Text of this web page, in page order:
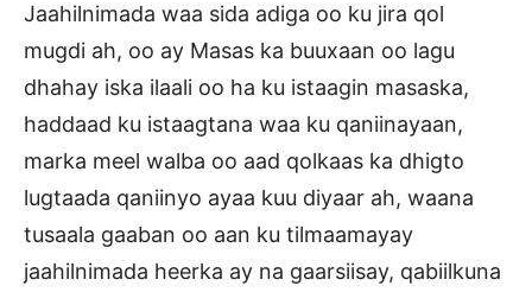
Jaahilnimada waa sida adiga oo ku jira qol
mugdi ah, oo ay Masas ka buuxaan oo lagu
dhahay iska ilaali oo ha ku istaagin masaska,
haddaad ku istaagtana waa ku qaniinayaan,
marka meel walba oo aad qolkaas ka dhigto
lugtaada qaniinyo ayaa kuu diyaar ah, waana
tusaala gaaban oo aan ku tilmaamayay
jaahilnimada heerka ay na gaarsiisay, qabiilkuna